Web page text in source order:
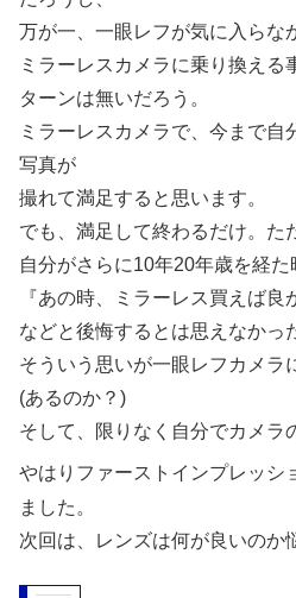
万が一、一眼レフが気に入らな
ミラーレスカメラに乗り換える
ターンは無いだろう。
ミラーレスカメラで、今まで自
写真が
撮れて満足すると思います。
でも、満足して終わるだけ。た
自分がさらに10年20年歳を経た
『あの時、ミラーレス買えば良
などと後悔するとは思えなかっ
そういう思いが一眼レフカメラ
(あるのか？)
そして、限りなく自分でカメラ
やはりファーストインプレッシ
ました。
次回は、レンズは何が良いのか